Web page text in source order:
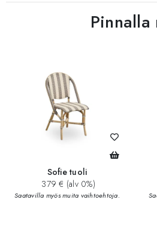
Pinnalla
Sofie tuoli
379 € (alv 0%)
Saatavilla myös muita vaihtoehtoja.